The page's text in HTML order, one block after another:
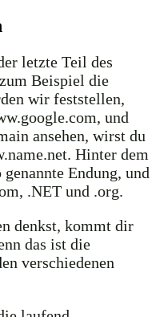
letzte Teil des
Beispiel die
wir feststellen,
und
ansehen, wirst du
Hinter dem
Endung, und
.NET und .org.
denkst, kommt dir
das ist die
verschiedenen